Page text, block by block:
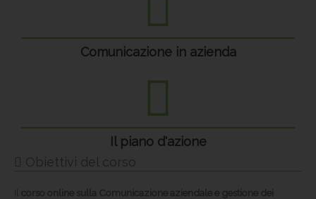
Comunicazione in azienda
Il piano d'azione
Obiettivi del corso
Il corso online sulla Comunicazione aziendale e gestione dei